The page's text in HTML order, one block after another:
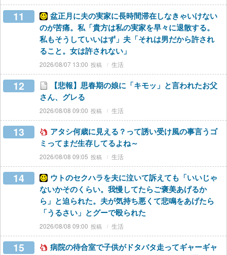
11
盆正月に夫の実家に長時間滞在しなきゃいけない
のが苦痛。私「貴方は私の実家を早々に退散する。
私もそうしていいはず」夫「それは男だから許され
ること。女は許されない」
2026/08/07 13:00 生活
12
【悲報】思春期の娘に「キモッ」と言われたお父
さん、グレる
2026/08/08 09:00 生活
13
アタシ何歳に見える？って誘い受け風の事言うゴ
ミってまだ生存してるよね～
2026/08/08 09:05 生活
14
ウトのセクハラを夫に泣いて訴えても「いいじゃ
ないかそのくらい。我慢してたらご褒美あげるか
ら」と迫られた。夫が気持ち悪くて悲鳴をあげたら
「うるさい」とグーで殴られた
2026/08/08 09:00 生活
15
病院の待合室で子供がドタバタ走ってギャーギャ